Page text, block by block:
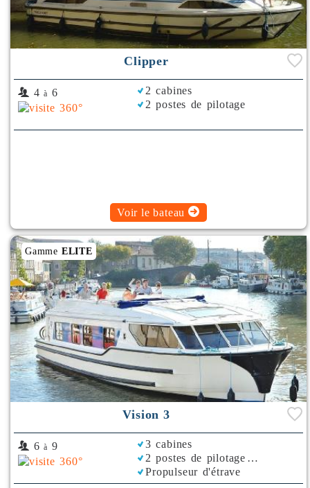
Clipper
4 à 6
2 cabines
2 postes de pilotage
Voir le bateau
Gamme ELITE
Vision 3
6 à 9
3 cabines
2 postes de pilotage
Propulseur d'étrave
Climatisation